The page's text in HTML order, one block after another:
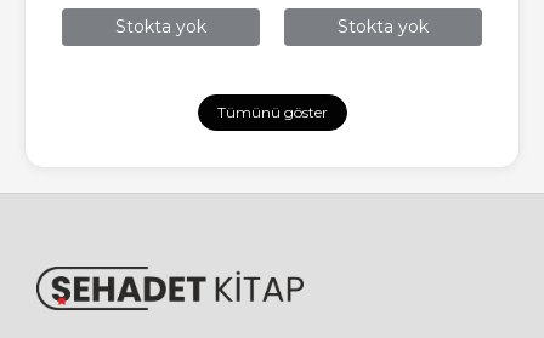
Stokta yok Stokta yok
Tümünü göster